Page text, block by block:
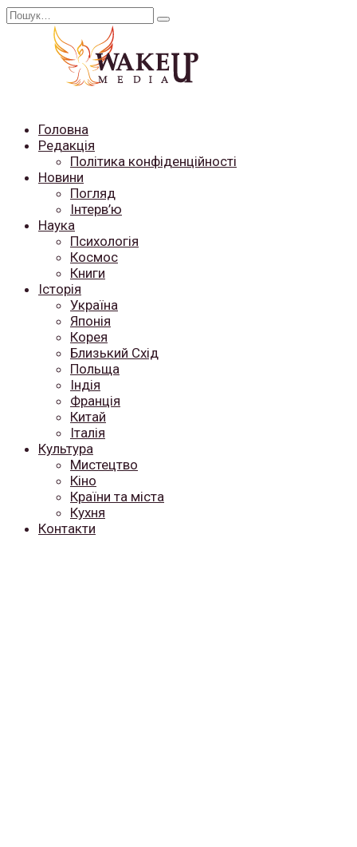
Перейти
Search
Головна
Редакція
Політика конфіденційності
Новини
Погляд
Інтерв’ю
Наука
Психологія
Космос
Книги
Історія
Україна
Японія
Корея
Близький Схід
Польща
Індія
Франція
Китай
Італія
Культура
Мистецтво
Кіно
Країни та міста
Кухня
Контакти